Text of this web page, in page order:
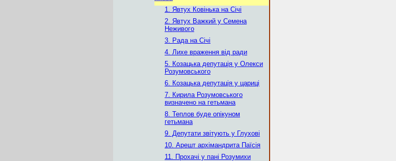
1. Явтух Ковінька на Січі
2. Явтух Важкий у Семена
Неживого
3. Рада на Січі
4. Лихе враження від ради
5. Козацька депутація у Олекси
Розумовського
6. Козацька депутація у цариці
7. Кирила Розумовського
визначено на гетьмана
8. Теплов буде опікуном
гетьмана
9. Депутати звітують у Глухові
10. Арешт архімандрита Паїсія
11. Прохачі у пані Розумихи